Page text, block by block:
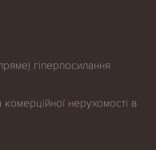
гіперпосилання
комерційної нерухомості в